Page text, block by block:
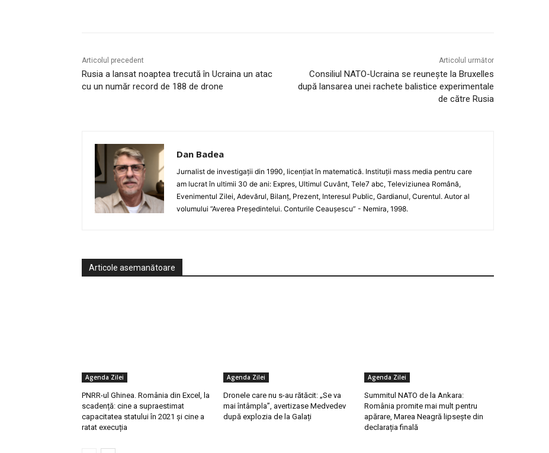
Articolul precedent
Rusia a lansat noaptea trecută în Ucraina un atac
cu un număr record de 188 de drone
Articolul următor
Consiliul NATO-Ucraina se reuneşte la Bruxelles
după lansarea unei rachete balistice experimentale
de către Rusia
Dan Badea
Jurnalist de investigații din 1990, licențiat în matematică. Instituții mass media pentru care
am lucrat în ultimii 30 de ani: Expres, Ultimul Cuvânt, Tele7 abc, Televiziunea Română,
Evenimentul Zilei, Adevărul, Bilanț, Prezent, Interesul Public, Gardianul, Curentul. Autor al
volumului ”Averea Președintelui. Conturile Ceaușescu” - Nemira, 1998.
Articole asemanătoare
Agenda Zilei
PNRR-ul Ghinea. România din Excel, la
scadență: cine a supraestimat
capacitatea statului în 2021 și cine a
ratat execuția
Agenda Zilei
Dronele care nu s-au rătăcit: „Se va
mai întâmpla”, avertizase Medvedev
după explozia de la Galați
Agenda Zilei
Summitul NATO de la Ankara:
România promite mai mult pentru
apărare, Marea Neagră lipsește din
declarația finală